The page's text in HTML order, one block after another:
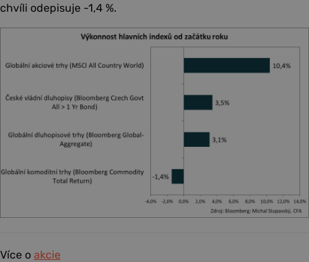
chvíli odepisuje -1,4 %.
Více o akcie